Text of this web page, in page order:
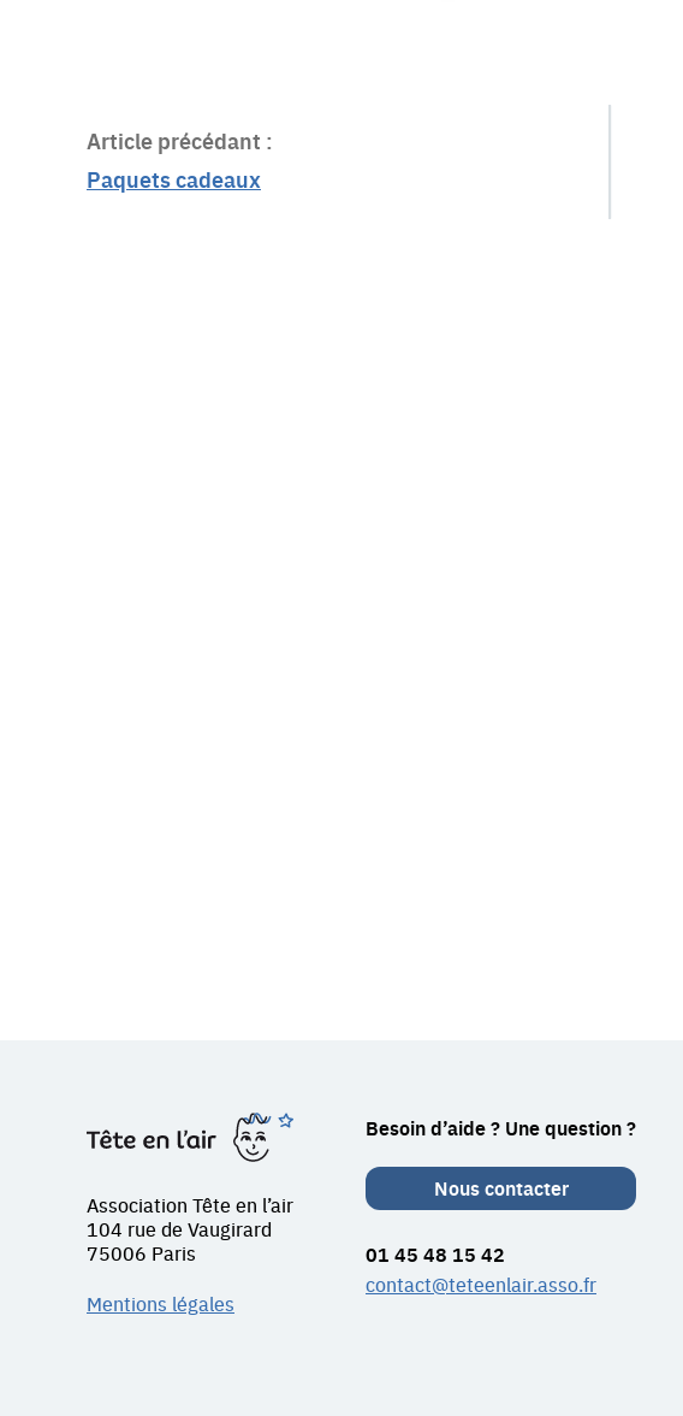
Article précédant :
Paquets cadeaux
avec
Tête
Tête
en
Association Tête en l’air
104 rue de Vaugirard
75006 Paris
Mentions légales
Besoin d’aide ? Une question ?
Nous contacter
01 45 48 15 42
contact@teteenlair.asso.fr